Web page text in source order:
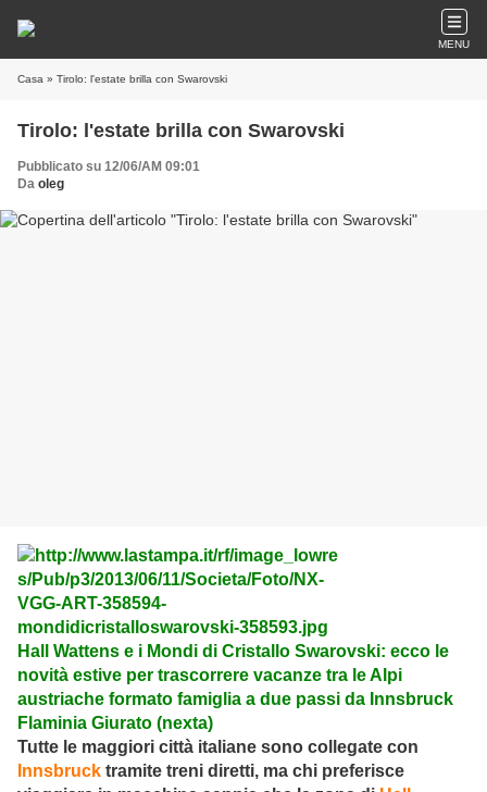
MENU
Casa » Tirolo: l'estate brilla con Swarovski
Tirolo: l'estate brilla con Swarovski
Pubblicato su 12/06/AM 09:01
Da oleg
Hall Wattens e i Mondi di Cristallo Swarovski: ecco le
novità estive per trascorrere vacanze tra le Alpi
austriache formato famiglia a due passi da Innsbruck
Flaminia Giurato (nexta)
Tutte le maggiori città italiane sono collegate con
Innsbruck tramite treni diretti, ma chi preferisce